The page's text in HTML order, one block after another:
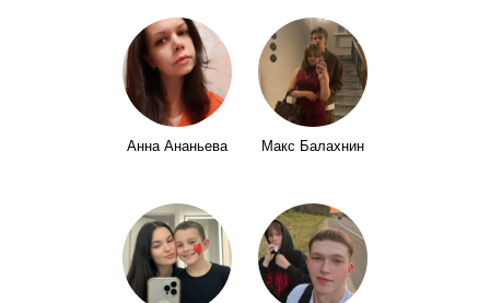
Анна Ананьева Макс Балахнин